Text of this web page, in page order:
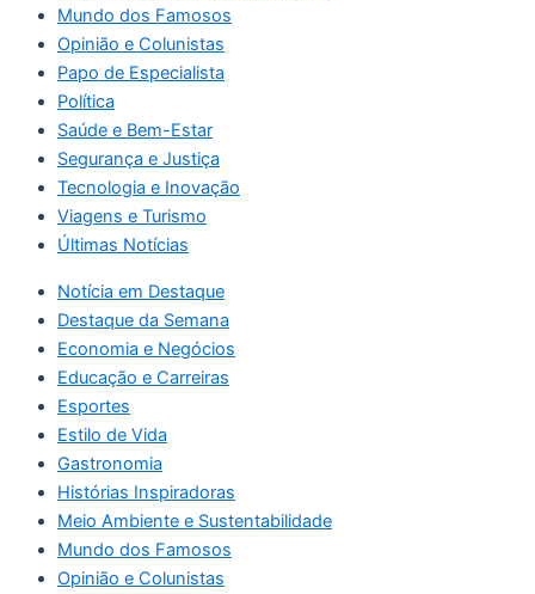
Mundo dos Famosos
Opinião e Colunistas
Papo de Especialista
Política
Saúde e Bem-Estar
Segurança e Justiça
Tecnologia e Inovação
Viagens e Turismo
Últimas Notícias
Notícia em Destaque
Destaque da Semana
Economia e Negócios
Educação e Carreiras
Esportes
Estilo de Vida
Gastronomia
Histórias Inspiradoras
Meio Ambiente e Sustentabilidade
Mundo dos Famosos
Opinião e Colunistas